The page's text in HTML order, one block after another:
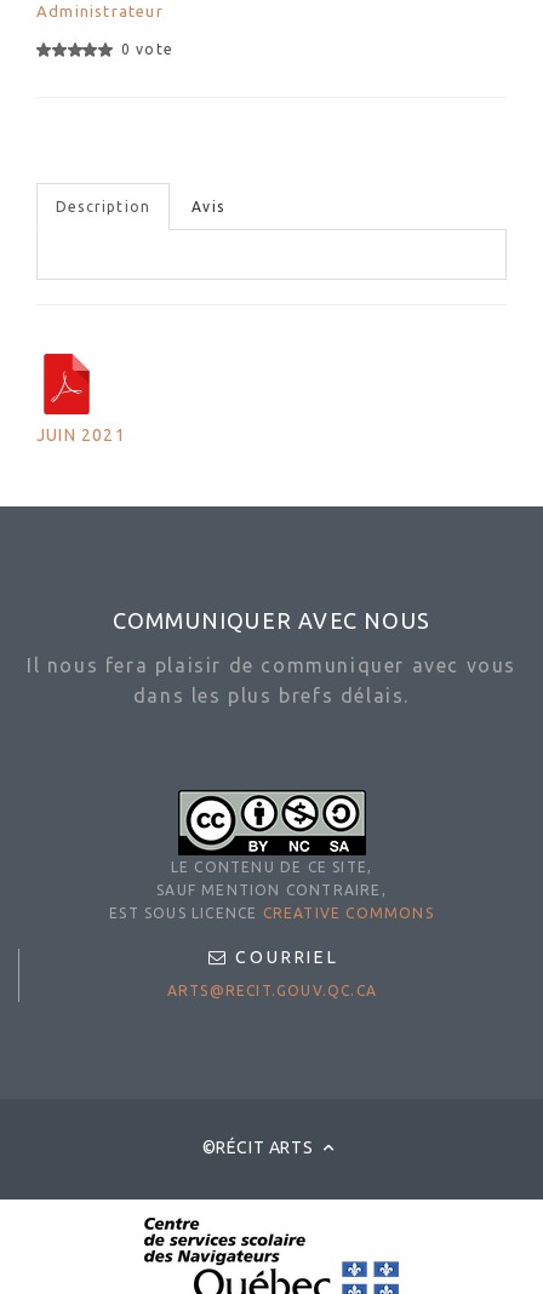
Administrateur
0 vote
Description Avis
JUIN 2021
COMMUNIQUER AVEC NOUS
Il nous fera plaisir de communiquer avec vous
dans les plus brefs délais.
LE CONTENU DE CE SITE,
SAUF MENTION CONTRAIRE,
EST SOUS LICENCE
CREATIVE COMMONS
COURRIEL
ARTS@RECIT.GOUV.QC.CA
©RÉCIT ARTS